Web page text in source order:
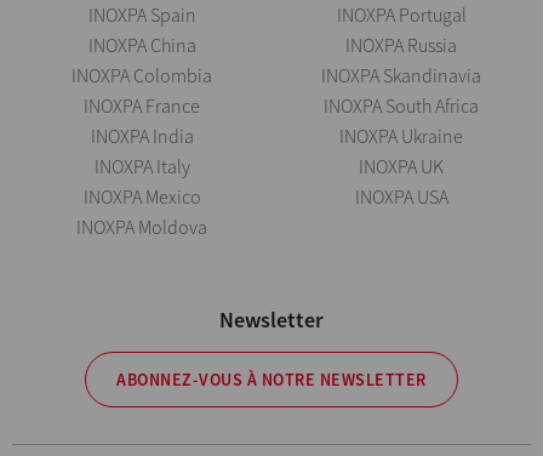
INOXPA Spain
INOXPA China
INOXPA Colombia
INOXPA France
INOXPA India
INOXPA Italy
INOXPA Mexico
INOXPA Moldova
INOXPA Portugal
INOXPA Russia
INOXPA Skandinavia
INOXPA South Africa
INOXPA Ukraine
INOXPA UK
INOXPA USA
Newsletter
ABONNEZ-VOUS À NOTRE NEWSLETTER